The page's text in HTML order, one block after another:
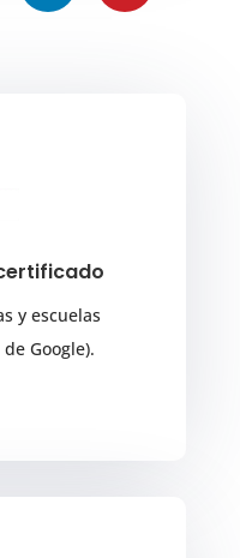
y escuelas
Google).